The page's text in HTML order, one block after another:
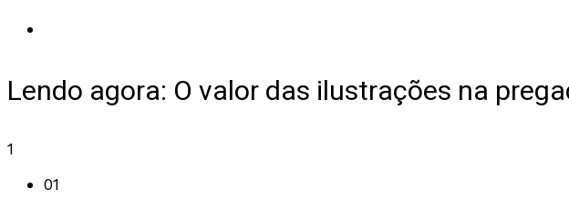
Lendo agora: O valor das ilustrações na
1
01